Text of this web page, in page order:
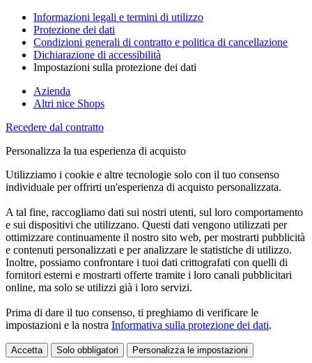
Informazioni legali e termini di utilizzo
Protezione dei dati
Condizioni generali di contratto e politica di cancellazione
Dichiarazione di accessibilità
Impostazioni sulla protezione dei dati
Azienda
Altri nice Shops
Recedere dal contratto
Personalizza la tua esperienza di acquisto
Utilizziamo i cookie e altre tecnologie solo con il tuo consenso
individuale per offrirti un'esperienza di acquisto personalizzata.
A tal fine, raccogliamo dati sui nostri utenti, sul loro comportamento
e sui dispositivi che utilizzano. Questi dati vengono utilizzati per
ottimizzare continuamente il nostro sito web, per mostrarti pubblicità
e contenuti personalizzati e per analizzare le statistiche di utilizzo.
Inoltre, possiamo confrontare i tuoi dati crittografati con quelli di
fornitori esterni e mostrarti offerte tramite i loro canali pubblicitari
online, ma solo se utilizzi già i loro servizi.
Prima di dare il tuo consenso, ti preghiamo di verificare le
impostazioni e la nostra Informativa sulla protezione dei dati.
Accetta Solo obbligatori Personalizza le impostazioni